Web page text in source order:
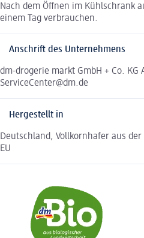
Nach dem Öffnen im Kühlschrank
einem Tag verbrauchen.
Anschrift des Unternehmens
dm-drogerie markt GmbH + Co. KG
ServiceCenter@dm.de
Hergestellt in
Deutschland, Vollkornhafer aus
EU